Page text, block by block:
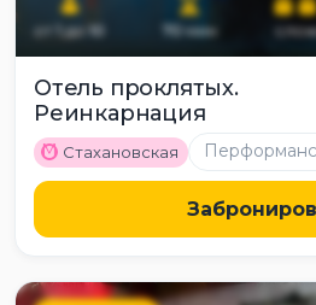
от до 10 70мин
Отель проклятых.
Реинкарнация
M Стахановская